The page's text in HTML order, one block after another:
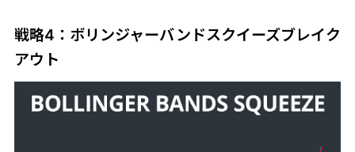
戦略4：ボリンジャーバンドスクイーズブレイク
アウト